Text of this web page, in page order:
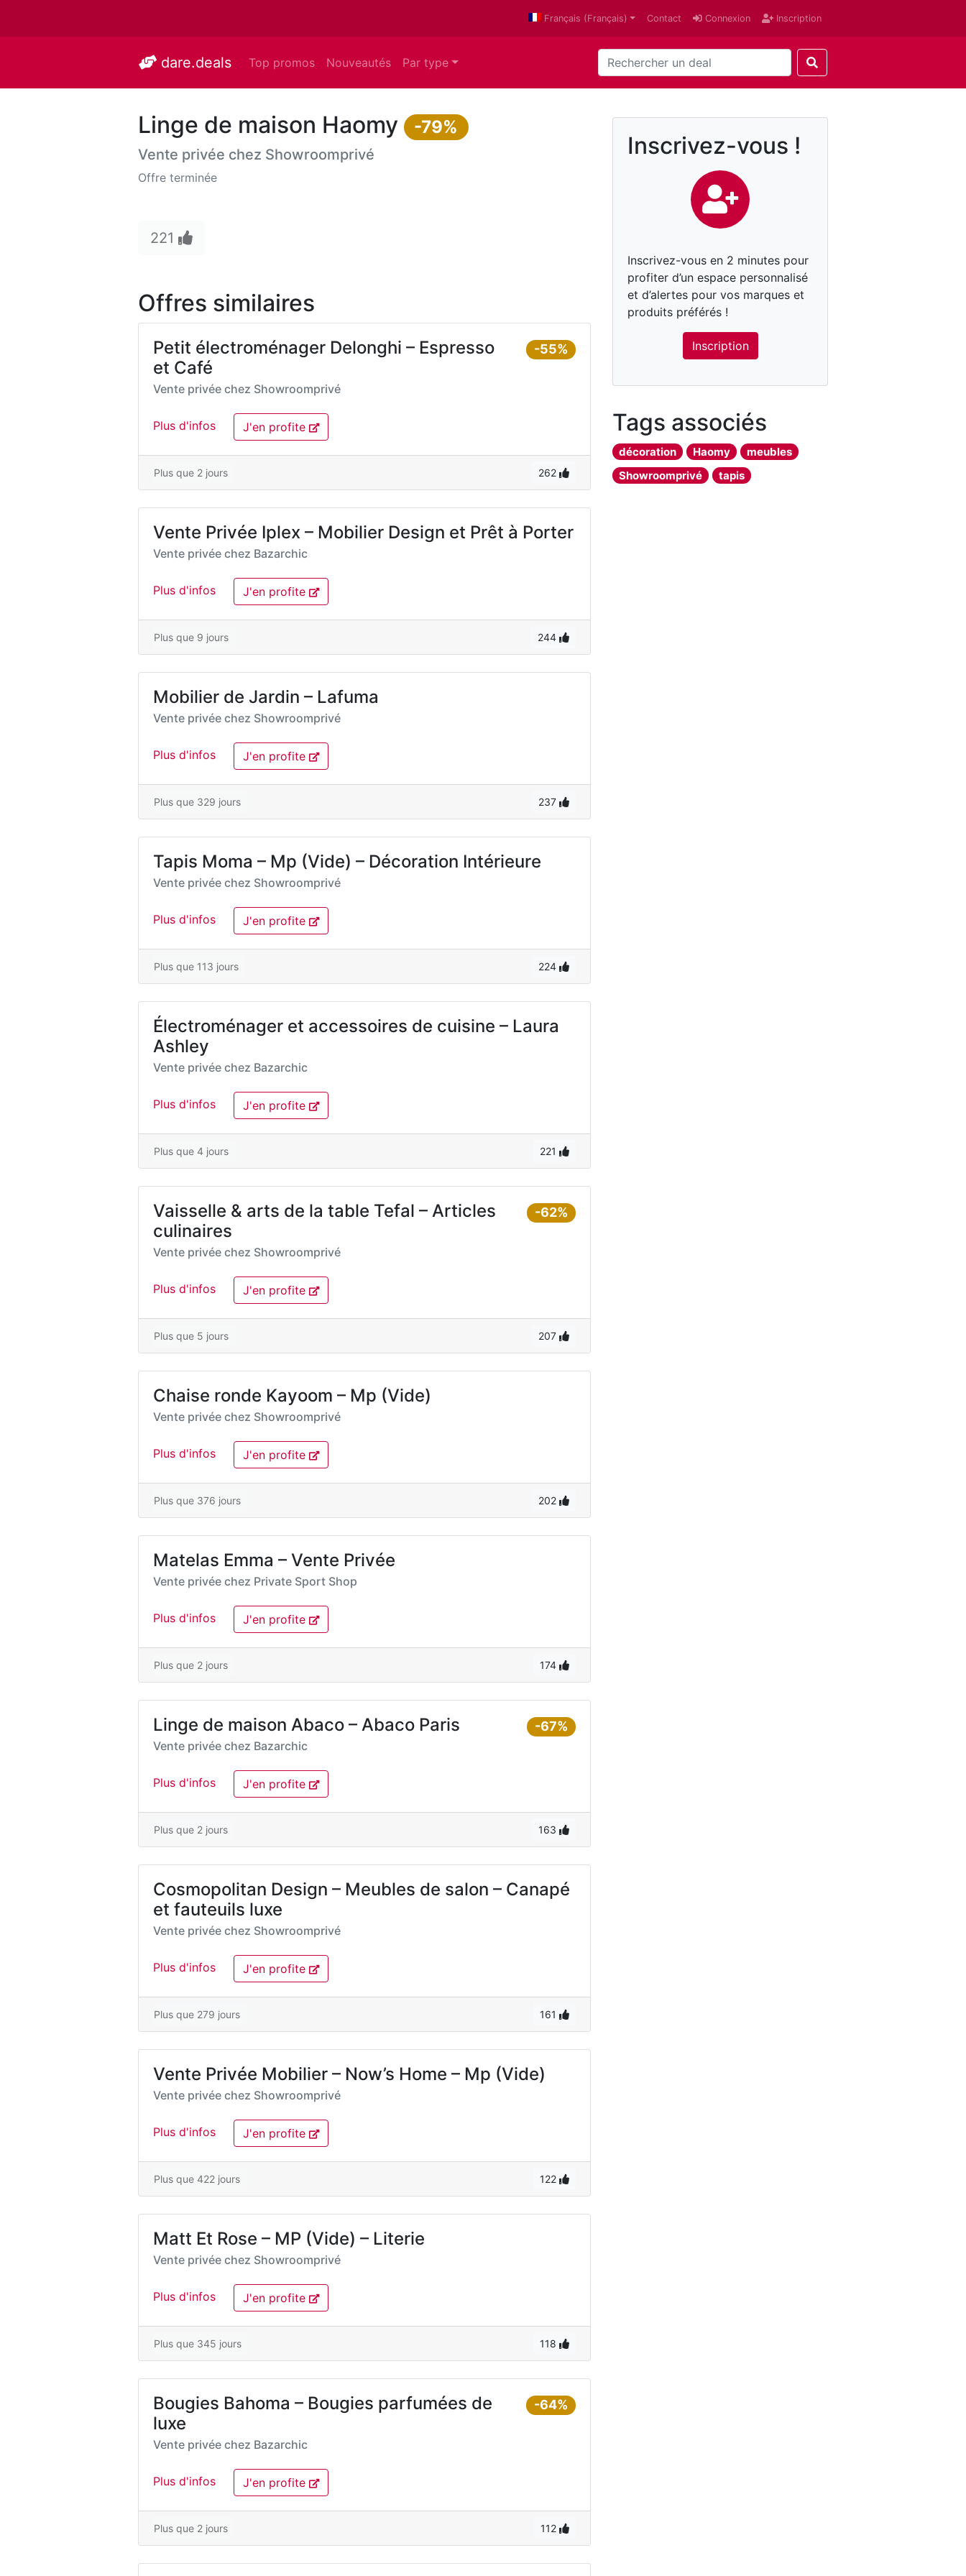
Français (Français) Contact Connexion Inscription
dare.deals Top promos Nouveautés Par type
Linge de maison Haomy -79%
Vente privée chez Showroomprivé
Offre terminée
221
Offres similaires
-55%
Petit électroménager Delonghi – Espresso
et Café
Vente privée chez Showroomprivé
Plus d'infos J'en profite
Plus que 2 jours 262
Vente Privée Iplex – Mobilier Design et Prêt à Porter
Vente privée chez Bazarchic
Plus d'infos J'en profite
Plus que 9 jours 244
Mobilier de Jardin – Lafuma
Vente privée chez Showroomprivé
Plus d'infos J'en profite
Plus que 329 jours 237
Tapis Moma – Mp (Vide) – Décoration Intérieure
Vente privée chez Showroomprivé
Plus d'infos J'en profite
Plus que 113 jours 224
Électroménager et accessoires de cuisine – Laura
Ashley
Vente privée chez Bazarchic
Plus d'infos J'en profite
Plus que 4 jours 221
-62%
Vaisselle & arts de la table Tefal – Articles
culinaires
Vente privée chez Showroomprivé
Plus d'infos J'en profite
Plus que 5 jours 207
Chaise ronde Kayoom – Mp (Vide)
Vente privée chez Showroomprivé
Plus d'infos J'en profite
Plus que 376 jours 202
Matelas Emma – Vente Privée
Vente privée chez Private Sport Shop
Plus d'infos J'en profite
Plus que 2 jours 174
-67%
Linge de maison Abaco – Abaco Paris
Vente privée chez Bazarchic
Plus d'infos J'en profite
Plus que 2 jours 163
Cosmopolitan Design – Meubles de salon – Canapé
et fauteuils luxe
Vente privée chez Showroomprivé
Plus d'infos J'en profite
Plus que 279 jours 161
Vente Privée Mobilier – Now’s Home – Mp (Vide)
Vente privée chez Showroomprivé
Plus d'infos J'en profite
Plus que 422 jours 122
Matt Et Rose – MP (Vide) – Literie
Vente privée chez Showroomprivé
Plus d'infos J'en profite
Plus que 345 jours 118
-64%
Bougies Bahoma – Bougies parfumées de
luxe
Vente privée chez Bazarchic
Plus d'infos J'en profite
Plus que 2 jours 112
Inscrivez-vous !
Inscrivez-vous en 2 minutes pour
profiter d’un espace personnalisé
et d’alertes pour vos marques et
produits préférés !
Inscription
Tags associés
décoration Haomy
meubles
Showroomprivé
tapis